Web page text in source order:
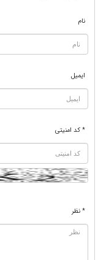
نام
ایمیل
* کد امنیتی
* نظر